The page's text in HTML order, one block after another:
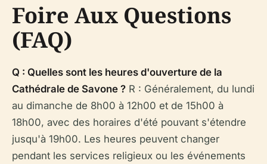
Foire Aux Questions
(FAQ)
Q : Quelles sont les heures d'ouverture de la
Cathédrale de Savone ? R : Généralement, du lundi
au dimanche de 8h00 à 12h00 et de 15h00 à
18h00, avec des horaires d'été pouvant s'étendre
jusqu'à 19h00. Les heures peuvent changer
pendant les services religieux ou les événements